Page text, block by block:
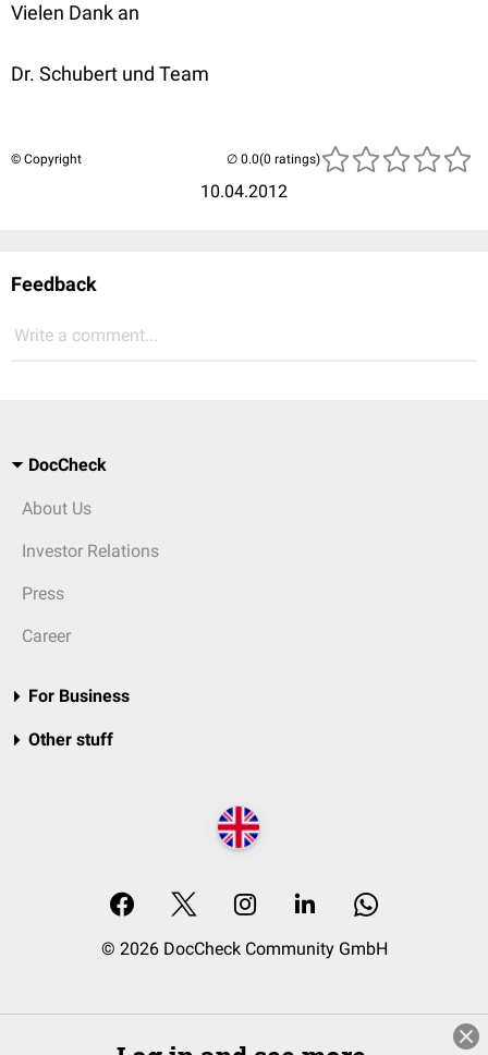
Vielen Dank an
Dr. Schubert und Team
© Copyright
10.04.2012
(0 ratings)
Feedback
Write a comment...
DocCheck
About Us
Investor Relations
Press
Career
For Business
Other stuff
© 2026 DocCheck Community GmbH